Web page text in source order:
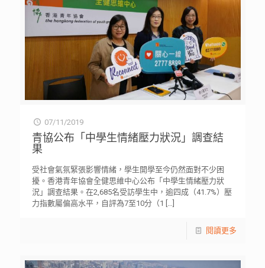
07/11/2019
青協公布「中學生情緒壓力狀況」調查結
果
受社會氣氛緊張影響情緒，學生開學至今仍然面對不少困
擾。香港青年協會全健思維中心公布「中學生情緒壓力狀
況」調查結果。在2,685名受訪學生中，逾四成（41.7%）壓
力指數屬偏高水平，自評為7至10分（1 […]
閱讀更多